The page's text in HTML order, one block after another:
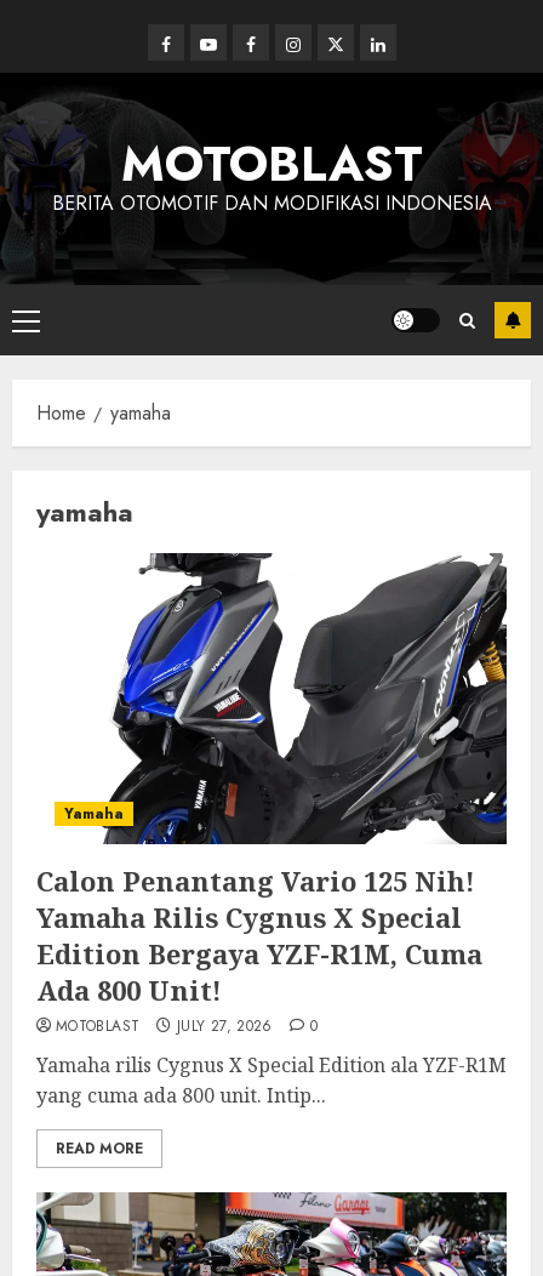
content
Facebook
YoutubeFacebookInstagram
Twitterlinkedin
MOTOBLAST
BERITA OTOMOTIF DAN MODIFIKASI INDONESIA
Primary
Menu
Home yamaha
yamaha
Yamaha
Calon Penantang Vario 125 Nih!
Yamaha Rilis Cygnus X Special
Edition Bergaya YZF-R1M, Cuma
Ada 800 Unit!
MOTOBLAST JULY 27, 2026 0
Yamaha rilis Cygnus X Special Edition ala YZF-R1M
yang cuma ada 800 unit. Intip...
READ MORE